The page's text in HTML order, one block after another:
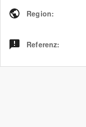
Region:
Referenz: